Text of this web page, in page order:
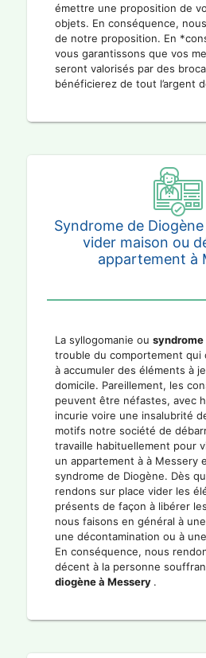
émettre une proposition de
objets. En conséquence,
de notre proposition. En
vous garantissons que vos
seront valorisés par des
bénéficierez de tout l’argent
Syndrome de
vider maison ou
appartement à
La syllogomanie ou syndrome
trouble du comportement qui
à accumuler des éléments à
domicile. Pareillement, les
peuvent être néfastes, avec
incurie voire une insalubrité
motifs notre société de
travaille habituellement pour
un appartement à à Messery
syndrome de Diogène. Dès
rendons sur place vider les
présents de façon à libérer
nous faisons en général à
une décontamination ou à
En conséquence, nous
décent à la personne
diogène à Messery .